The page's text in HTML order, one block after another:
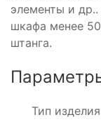
элементы и др..
шкафа менее
штанга.
Тип